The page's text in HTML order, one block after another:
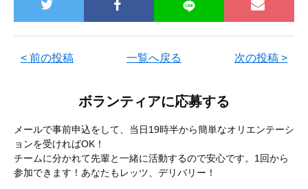
< 前の投稿 次の投稿 >
一覧へ戻る
ボランティアに応募する
メールで事前申込をして、当日19時半から簡単なオリエンテーシ
ョンを受ければOK！
チームに分かれて先輩と一緒に活動するので安心です。1回から
参加できます！あなたもレッツ、デリバリー！